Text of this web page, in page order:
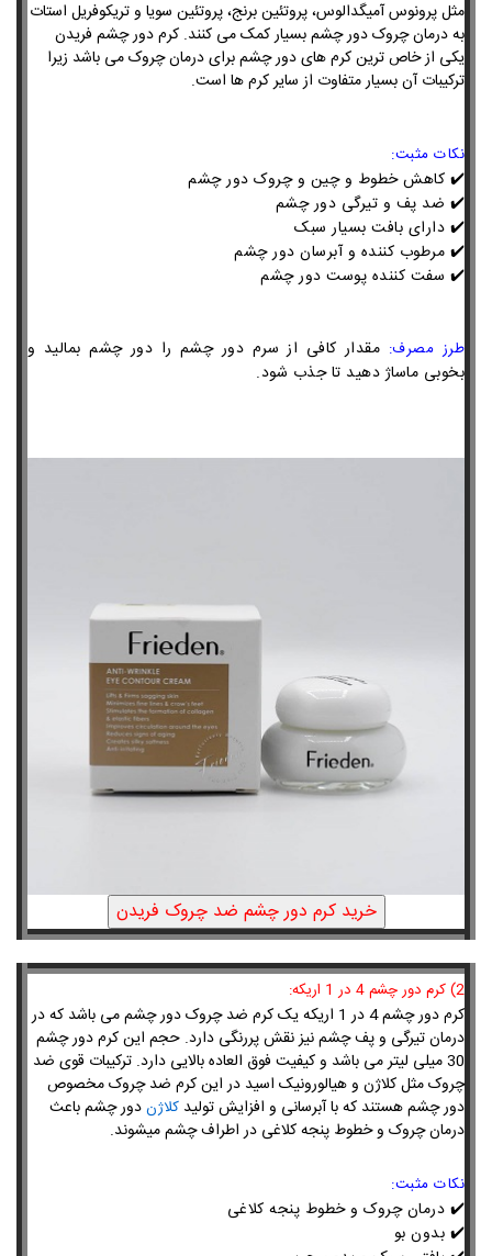
مثل پرونوس آمیگدالوس، پروتئین برنج، پروتئین سویا و تریکوفریل استات
به درمان چروک دور چشم بسیار کمک می کنند. کرم دور چشم فریدن
یکی از خاص ترین کرم های دور چشم برای درمان چروک می باشد زیرا
ترکیبات آن بسیار متفاوت از سایر کرم ها است.
نکات مثبت:
✔️ کاهش خطوط و چین و چروک دور چشم
✔️ ضد پف و تیرگی دور چشم
✔️ دارای بافت بسیار سبک
✔️ مرطوب کننده و آبرسان دور چشم
✔️ سفت کننده پوست دور چشم
طرز مصرف: مقدار کافی از سرم دور چشم را دور چشم بمالید و
بخوبی ماساژ دهید تا جذب شود.
2) کرم دور چشم 4 در 1 اریکه:
کرم دور چشم 4 در 1 اریکه یک کرم ضد چروک دور چشم می باشد که در
درمان تیرگی و پف چشم نیز نقش پررنگی دارد. حجم این کرم دور چشم
30 میلی لیتر می باشد و کیفیت فوق العاده بالایی دارد. ترکیبات قوی ضد
چروک مثل کلاژن و هیالورونیک اسید در این کرم ضد چروک مخصوص
دور چشم هستند که با آبرسانی و افزایش تولید کلاژندور چشم باعث
درمان چروک و خطوط پنجه کلاغی در اطراف چشم میشوند.
نکات مثبت:
✔️ درمان چروک و خطوط پنجه کلاغی
✔️ بدون بو